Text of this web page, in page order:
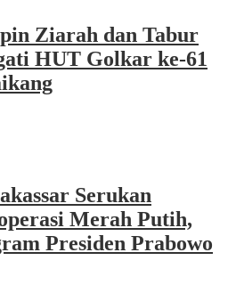
Ziarah dan Tabur
HUT Golkar ke-61
Serukan
Merah Putih,
Presiden Prabowo